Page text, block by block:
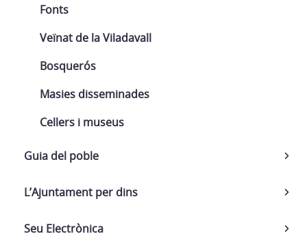
Fonts
Veïnat de la Viladavall
Bosquerós
Masies disseminades
Cellers i museus
Guia del poble
L’Ajuntament per dins
Seu Electrònica